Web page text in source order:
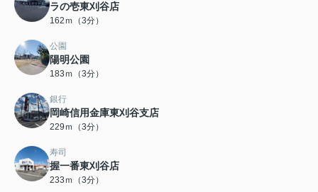
ラの壱東刈谷店
162ｍ（3分）
公園
陽明公園
183ｍ（3分）
銀行
岡崎信用金庫東刈谷支店
229ｍ（3分）
寿司
握一番東刈谷店
233ｍ（3分）